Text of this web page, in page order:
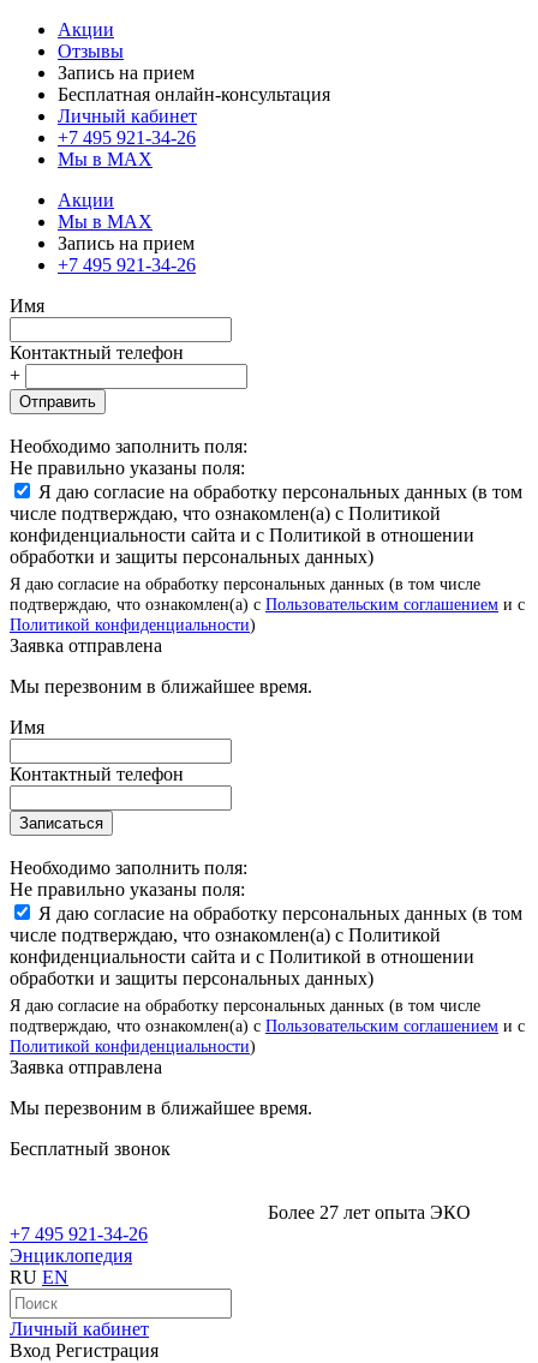
Акции
Отзывы
Запись на прием
Бесплатная онлайн-консультация
Личный кабинет
+7 495 921-34-26
Мы в MAX
Акции
Мы в MAX
Запись на прием
+7 495 921-34-26
Имя
Контактный телефон
+
Отправить
Необходимо заполнить поля:
Не правильно указаны поля:
Я даю согласие на обработку персональных данных (в том
числе подтверждаю, что ознакомлен(а) с Политикой
конфиденциальности сайта и с Политикой в отношении
обработки и защиты персональных данных)
Я даю согласие на обработку персональных данных (в том числе
подтверждаю, что ознакомлен(а) с Пользовательским соглашением и с
Политикой конфиденциальности)
Заявка отправлена
Мы перезвоним в ближайшее время.
Имя
Контактный телефон
Записаться
Необходимо заполнить поля:
Не правильно указаны поля:
Я даю согласие на обработку персональных данных (в том
числе подтверждаю, что ознакомлен(а) с Политикой
конфиденциальности сайта и с Политикой в отношении
обработки и защиты персональных данных)
Я даю согласие на обработку персональных данных (в том числе
подтверждаю, что ознакомлен(а) с Пользовательским соглашением и с
Политикой конфиденциальности)
Заявка отправлена
Мы перезвоним в ближайшее время.
Бесплатный звонок
Более 27 лет опыта ЭКО
+7 495 921-34-26
Энциклопедия
RU EN
Личный кабинет
Вход Регистрация